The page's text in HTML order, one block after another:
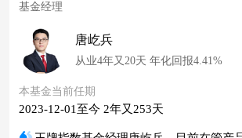
基金经理
唐屹兵
从业4年又20天 年化回报4.41%
本基金当前任期
2023-12-01至今 2年又253天